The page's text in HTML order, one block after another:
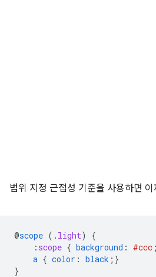
범위 지정 근접성 기준을 사용하면
@scope ( . light)
{
: scope { background : #ccc ;
a { color : black ;}
}